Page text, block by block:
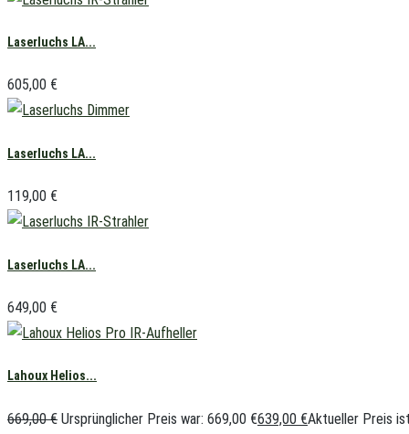
Laserluchs LA...
605,00 €
Laserluchs LA...
119,00 €
Laserluchs LA...
649,00 €
Lahoux Helios...
669,00€ Ursprünglicher Preis war: 669,00 €639,00 €Aktueller Preis